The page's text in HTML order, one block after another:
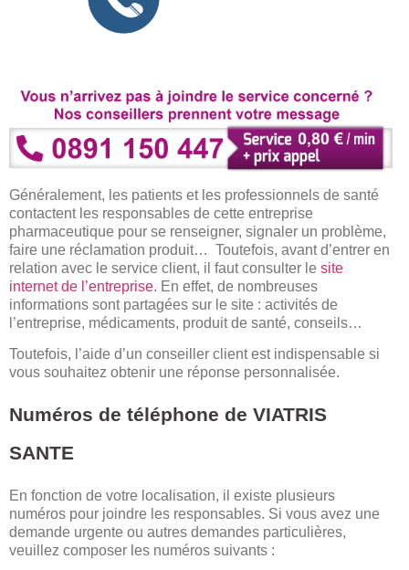
Généralement, les patients et les professionnels de santé
contactent les responsables de cette entreprise
pharmaceutique pour se renseigner, signaler un problème,
faire une réclamation produit… Toutefois, avant d’entrer en
relation avec le service client, il faut consulter le site
internet de l’entreprise. En effet, de nombreuses
informations sont partagées sur le site : activités de
l’entreprise, médicaments, produit de santé, conseils…
Toutefois, l’aide d’un conseiller client est indispensable si
vous souhaitez obtenir une réponse personnalisée.
Numéros de téléphone de VIATRIS
SANTE
En fonction de votre localisation, il existe plusieurs
numéros pour joindre les responsables. Si vous avez une
demande urgente ou autres demandes particulières,
veuillez composer les numéros suivants :